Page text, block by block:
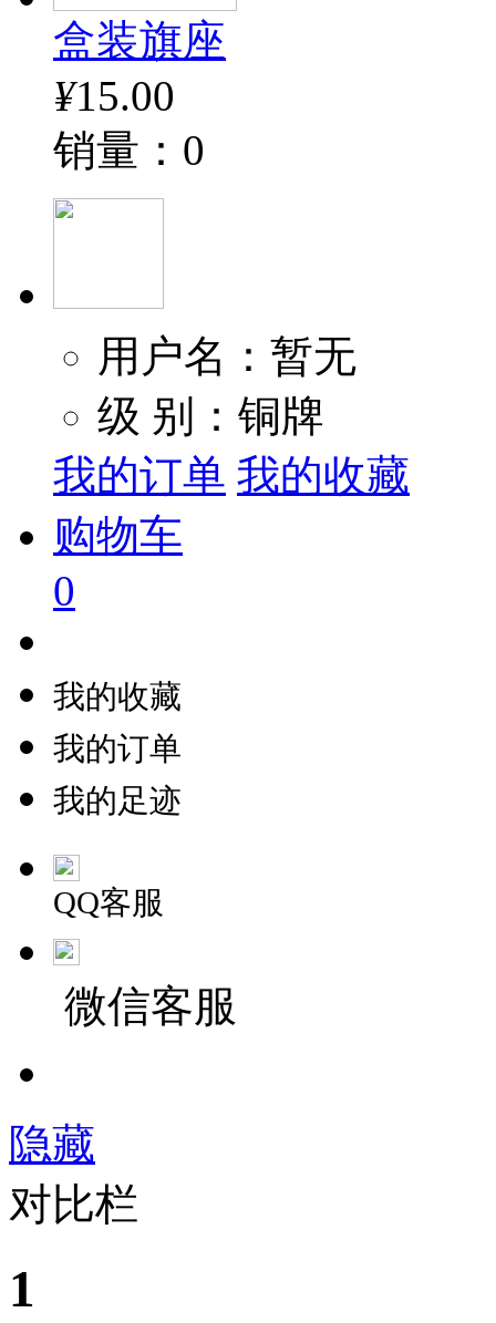
盒装旗座
¥15.00
销量：0
用户名：暂无
级 别：铜牌
我的订单 我的收藏
购物车
0
我的收藏
我的订单
我的足迹
QQ客服
微信客服
隐藏
对比栏
1